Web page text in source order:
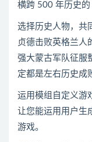
横跨 500 年历史的
选择历史人物，共
贞德击败英格兰人
强大蒙古军队征服
定都是左右历史成
运用模组自定义游
让您能运用用户生
游戏。